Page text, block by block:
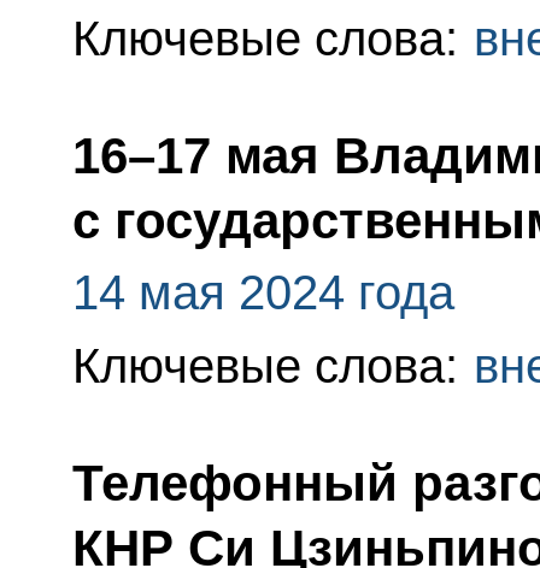
Ключевые слова:
16–17 мая
с
14 мая 2024 года
Ключевые слова:
Телефонный
КНР Си